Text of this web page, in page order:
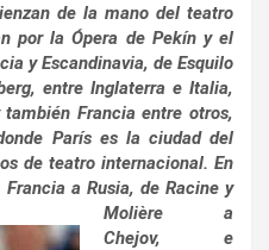
de la mano del teatro
por la Ópera de Pekín y el
y Escandinavia, de Esquilo
entre Inglaterra e Italia,
Francia entre otros,
París es la ciudad del
de teatro internacional. En
Francia a Rusia, de Racine y
Molière a
Chejov, e